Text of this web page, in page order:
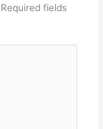
Required fields